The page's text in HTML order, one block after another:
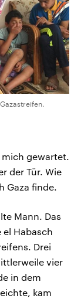
gewartet.
der Tür. Wie
Gaza finde.
Mann. Das
Habasch
Drei
vier
in dem
kam